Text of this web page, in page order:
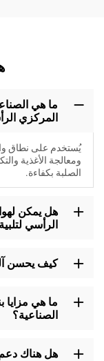
ما هي
المركزي
يُستخدم على نطاق
ومعالجة الأغذية
الصلبة بكفاءة.
هل يمكن
الرأسي
كيف يحسن
ما هي مزايا
الصناعية؟
هل هناك دعم